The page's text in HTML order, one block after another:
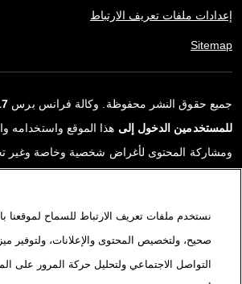
إعدادات ملفات تعريف الارتباط
Sitemap
جميع حقوق النشر محفوظة. وكالة فرانس برس
للمستخدمين الدخول إلى هذا الموقع واستخدامه
ومشاركة المحتوى لأغراض شخصية وخاصة وغير
ترخيص محددة موقعة مع وكالة فرانس برس.
التقارير، والتي لم تنتجها وكالة فرانس برس،
اللازم كعناصر إثبات لمحتوى هذه التقارير. لم
نستخدم ملفات تعريف الارتباط للسماح لموقعنا
صحيح، ولتخصيص المحتوى والإعلانات، ولتوفير
التواصل الاجتماعي ولتحليل حركة المرور على